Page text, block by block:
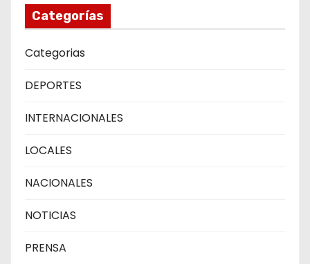
Categorías
Categorias
DEPORTES
INTERNACIONALES
LOCALES
NACIONALES
NOTICIAS
PRENSA